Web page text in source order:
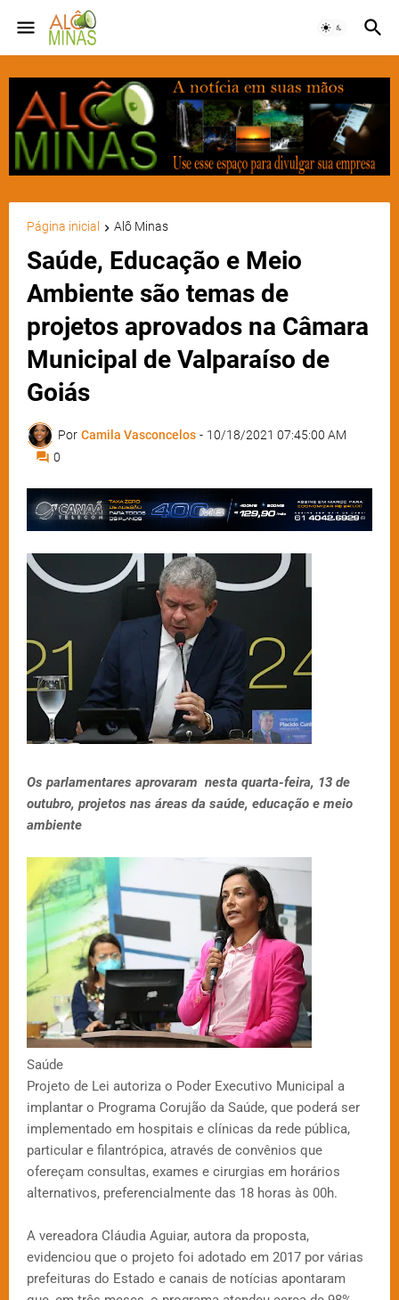
Página inicial Alô Minas
Saúde, Educação e Meio
Ambiente são temas de
projetos aprovados na Câmara
Municipal de Valparaíso de
Goiás
Por Camila Vasconcelos - 10/18/2021 07:45:00 AM
0
Os parlamentares aprovaram nesta quarta-feira, 13 de
outubro, projetos nas áreas da saúde, educação e meio
ambiente
Saúde
Projeto de Lei autoriza o Poder Executivo Municipal a
implantar o Programa Corujão da Saúde, que poderá ser
implementado em hospitais e clínicas da rede pública,
particular e filantrópica, através de convênios que
ofereçam consultas, exames e cirurgias em horários
alternativos, preferencialmente das 18 horas às 00h.
A vereadora Cláudia Aguiar, autora da proposta,
evidenciou que o projeto foi adotado em 2017 por várias
prefeituras do Estado e canais de notícias apontaram